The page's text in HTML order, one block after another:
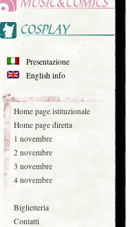
Presentazione
English info
Home page istituzionale
Home page diretta
1 novembre
2 novembre
3 novembre
4 novembre
Biglietteria
Contatti